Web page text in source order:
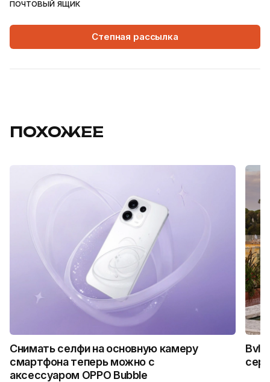
почтовый ящик
Степная рассылка
ПОХОЖЕЕ
Снимать селфи на основную камеру
смартфона теперь можно с
аксессуаром OPPO Bubble